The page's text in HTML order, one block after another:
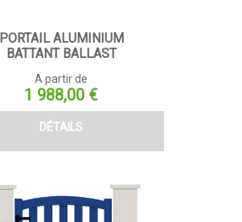
PORTAIL ALUMINIUM
BATTANT BALLAST
A partir de
Prix
1 988,00 €
DÉTAILS